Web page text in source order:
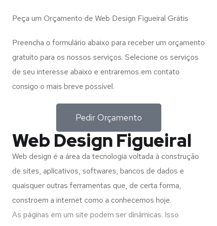
Peça um Orçamento de Web Design Figueiral Grátis
Preencha o formulário abaixo para receber um orçamento
gratuito para os nossos serviços. Selecione os serviços
de seu interesse abaixo e entraremos em contato
consigo o mais breve possível.
Pedir Orçamento
Web Design Figueiral
Web design é a área da tecnologia voltada à construção
de sites, aplicativos, softwares, bancos de dados e
quaisquer outras ferramentas que, de certa forma,
constroem a internet como a conhecemos hoje.
As páginas em um site podem ser dinâmicas. Isso